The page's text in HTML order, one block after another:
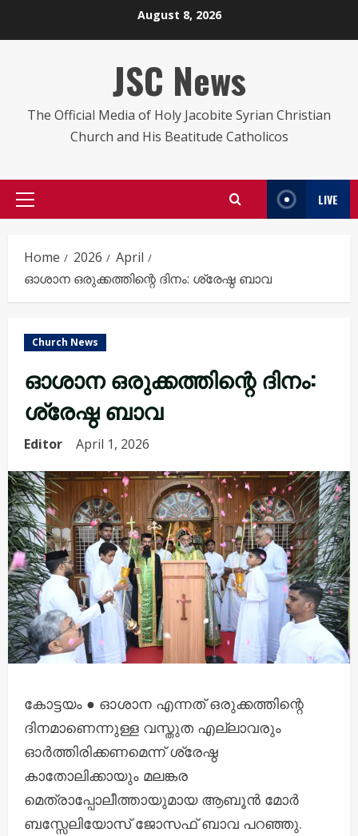
August 8, 2026
JSC News
The Official Media of Holy Jacobite Syrian Christian
Church and His Beatitude Catholicos
Primary
LIVE
Home 2026
April
ഓശാന ഒരുക്കത്തിന്റെ ദിനം: ശ്രേഷ്ഠ ബാവ
Church News
ഓശാന ഒരുക്കത്തിന്റെ ദിനം:
ശ്രേഷ്ഠ ബാവ
Editor April 1, 2026
കോട്ടയം ● ഓശാന എന്നത് ഒരുക്കത്തിന്റെ
ദിനമാണെന്നുള്ള വസ്തുത എല്ലാവരും
ഓർത്തിരിക്കണമെന്ന് ശ്രേഷ്ഠ
കാതോലിക്കായും മലങ്കര
മെത്രാപ്പോലീത്തായുമായ ആബൂൻ മോർ
ബസ്സേലിയോസ് ജോസഫ് ബാവ പറഞ്ഞു.